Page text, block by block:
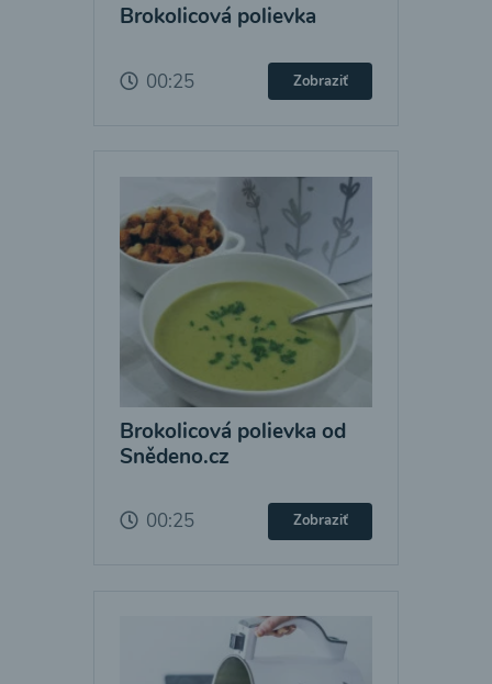
Brokolicová polievka
00:25 Zobraziť
Brokolicová polievka od
Snědeno.cz
00:25 Zobraziť